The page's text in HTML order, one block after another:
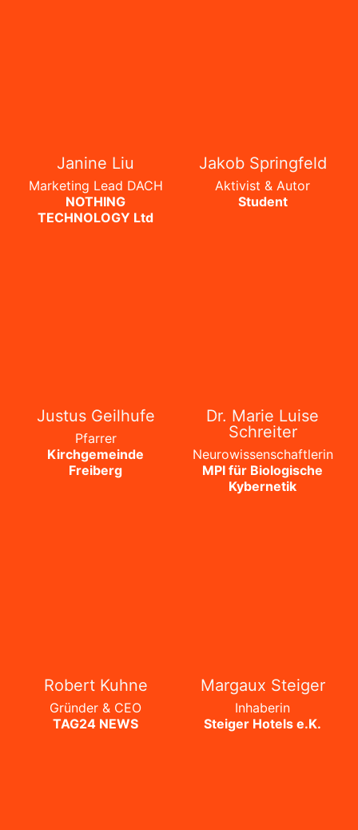
Janine Liu
Marketing Lead DACH
NOTHING
TECHNOLOGY Ltd
Jakob Springfeld
Aktivist & Autor
Student
Justus Geilhufe
Pfarrer
Kirchgemeinde
Freiberg
Dr. Marie Luise
Schreiter
Neurowissenschaftlerin
MPI für Biologische
Kybernetik
Robert Kuhne
Gründer & CEO
TAG24 NEWS
Margaux Steiger
Inhaberin
Steiger Hotels e.K.